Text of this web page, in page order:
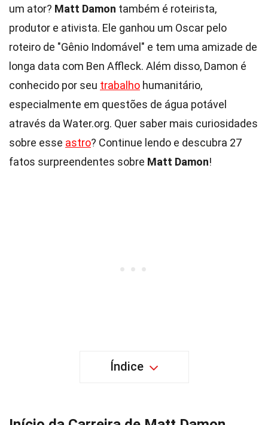
um ator? Matt Damon também é roteirista,
produtor e ativista. Ele ganhou um Oscar pelo
roteiro de "Gênio Indomável" e tem uma amizade de
longa data com Ben Affleck. Além disso, Damon é
conhecido por seu trabalho humanitário,
especialmente em questões de água potável
através da Water.org. Quer saber mais curiosidades
sobre esse astro? Continue lendo e descubra 27
fatos surpreendentes sobre Matt Damon!
Índice